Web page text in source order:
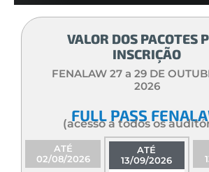
VALOR DOS PACOTES
INSCRIÇÃO
FENALAW 27 a 29 DE
2026
FULL PASS
(acesso a todos os
ATÉ
02/08/2026
ATÉ
13/09/2026